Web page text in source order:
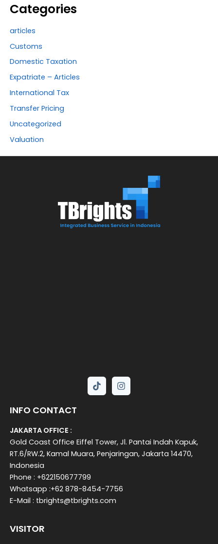
Categories
articles
Customs
Domestic Taxation
Expatriate – Articles
International Tax
Transfer Pricing
Uncategorized
Valuation
INFO CONTACT
JAKARTA OFFICE :
Gold Coast Office Eiffel Tower, Jl. Pantai Indah Kapuk,
RT.6/RW.2, Kamal Muara, Penjaringan, Jakarta 14470,
Indonesia
Phone : +622150677799
Whatsapp :+62 878-8454-7756
E-Mail : tbrights@tbrights.com
VISITOR